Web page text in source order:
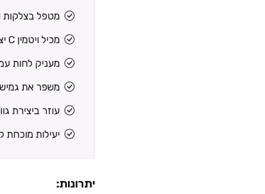
מטפל בצלקות
מכיל ויטמין C יציב במיוחד
מעניק לחות
משפר את
עוזר ביצירת
יעילות מוכחת
יתרונות: